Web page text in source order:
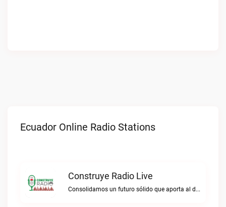
Ecuador Online Radio Stations
Construye Radio Live
Consolidamos un futuro sólido que aporta al desarrollo.Construye Radio live